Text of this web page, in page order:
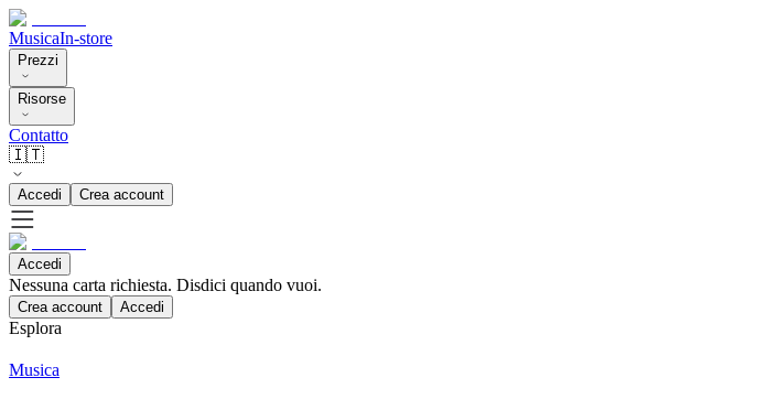
MusicaIn-store
Prezzi
Risorse
Contatto
🇮🇹
Accedi Crea account
Accedi
Nessuna carta richiesta. Disdici quando vuoi.
Crea account Accedi
Esplora
Musica